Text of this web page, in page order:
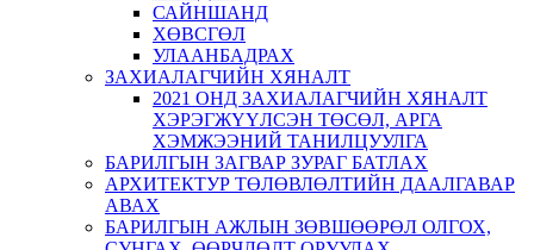
САЙНШАНД
ХӨВСГӨЛ
УЛААНБАДРАХ
ЗАХИАЛАГЧИЙН ХЯНАЛТ
2021 ОНД ЗАХИАЛАГЧИЙН ХЯНАЛТ
ХЭРЭГЖҮҮЛСЭН ТӨСӨЛ, АРГА
ХЭМЖЭЭНИЙ ТАНИЛЦУУЛГА
БАРИЛГЫН ЗАГВАР ЗУРАГ БАТЛАХ
АРХИТЕКТУР ТӨЛӨВЛӨЛТИЙН ДААЛГАВАР
АВАХ
БАРИЛГЫН АЖЛЫН ЗӨВШӨӨРӨЛ ОЛГОХ,